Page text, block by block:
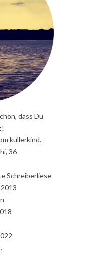
dass Du
kullerkind.
36
Schreiberliese